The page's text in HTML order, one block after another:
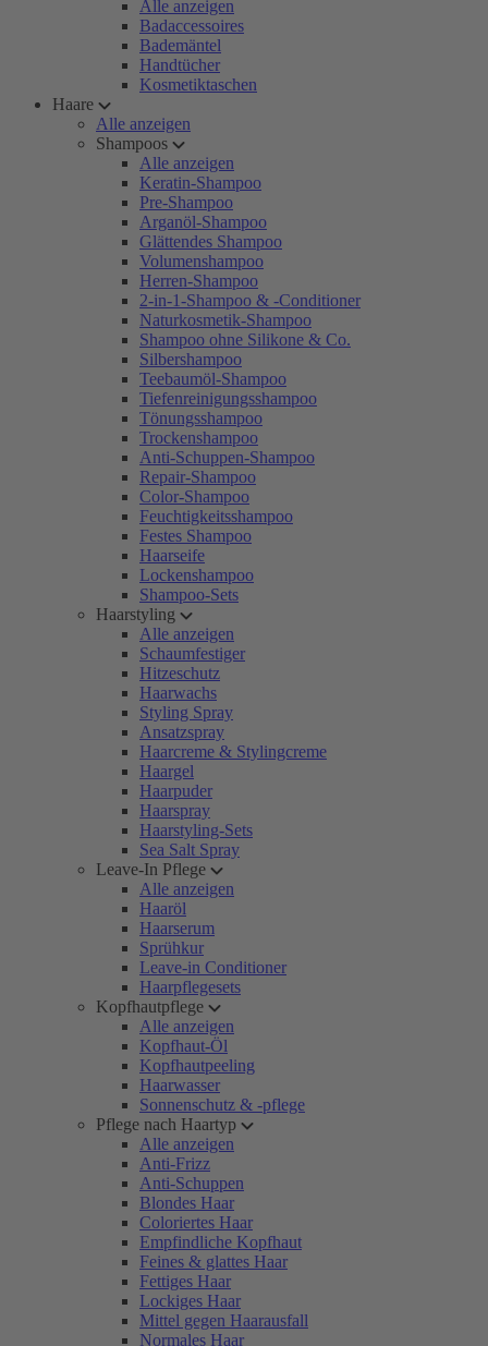
Alle anzeigen
Badaccessoires
Bademäntel
Handtücher
Kosmetiktaschen
Haare
Alle anzeigen
Shampoos
Alle anzeigen
Keratin-Shampoo
Pre-Shampoo
Arganöl-Shampoo
Glättendes Shampoo
Volumenshampoo
Herren-Shampoo
2-in-1-Shampoo & -Conditioner
Naturkosmetik-Shampoo
Shampoo ohne Silikone & Co.
Silbershampoo
Teebaumöl-Shampoo
Tiefenreinigungsshampoo
Tönungsshampoo
Trockenshampoo
Anti-Schuppen-Shampoo
Repair-Shampoo
Color-Shampoo
Feuchtigkeitsshampoo
Festes Shampoo
Haarseife
Lockenshampoo
Shampoo-Sets
Haarstyling
Alle anzeigen
Schaumfestiger
Hitzeschutz
Haarwachs
Styling Spray
Ansatzspray
Haarcreme & Stylingcreme
Haargel
Haarpuder
Haarspray
Haarstyling-Sets
Sea Salt Spray
Leave-In Pflege
Alle anzeigen
Haaröl
Haarserum
Sprühkur
Leave-in Conditioner
Haarpflegesets
Kopfhautpflege
Alle anzeigen
Kopfhaut-Öl
Kopfhautpeeling
Haarwasser
Sonnenschutz & -pflege
Pflege nach Haartyp
Alle anzeigen
Anti-Frizz
Anti-Schuppen
Blondes Haar
Coloriertes Haar
Empfindliche Kopfhaut
Feines & glattes Haar
Fettiges Haar
Lockiges Haar
Mittel gegen Haarausfall
Normales Haar